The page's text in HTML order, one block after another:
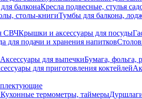
балконаКресла подвесные, стулья
столы-книгиТумбы для балкона,
СВЧКрышки и аксессуары для посуды
для подачи и хранения напитков
Аксессуары для выпечкиБумага, фольга,
для приготовления коктейлей
Кухонные термометры, таймеры